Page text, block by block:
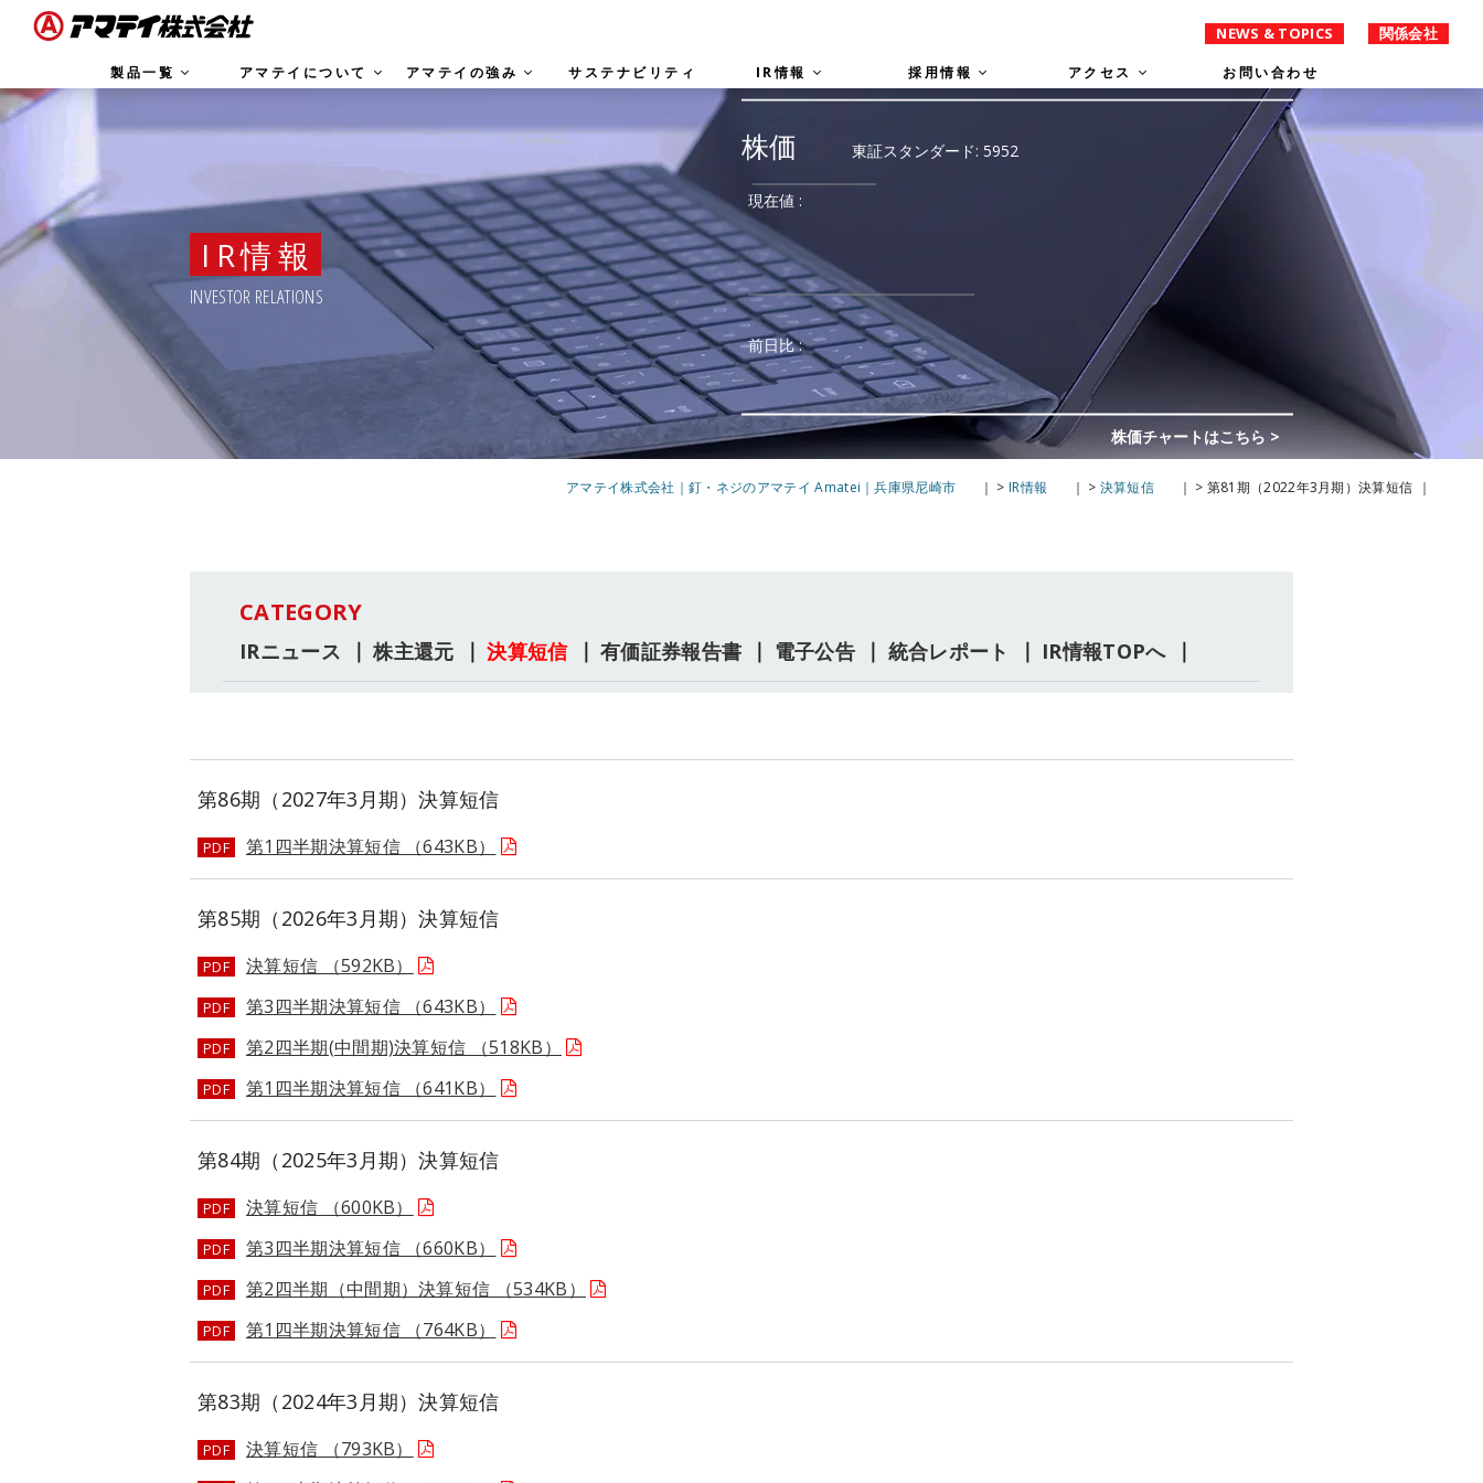
NEWS & TOPICS 関係会社
製品一覧 アマテイについて アマテイの強み サステナビリティ IR情報 採用情報 アクセス お問い合わせ
IR情報
INVESTOR RELATIONS
アマテイ株式会社｜釘・ネジのアマテイ Amatei｜兵庫県尼崎市 > IR情報 > 決算短信 > 第81期（2022年3月期）決算短信
CATEGORY
IRニュース 株主還元 決算短信 有価証券報告書 電子公告 統合レポート IR情報TOPへ
第86期（2027年3月期）決算短信
PDF 第1四半期決算短信 （643KB）
第85期（2026年3月期）決算短信
PDF 決算短信 （592KB）
PDF 第3四半期決算短信 （643KB）
PDF 第2四半期(中間期)決算短信 （518KB）
PDF 第1四半期決算短信 （641KB）
第84期（2025年3月期）決算短信
PDF 決算短信 （600KB）
PDF 第3四半期決算短信 （660KB）
PDF 第2四半期（中間期）決算短信 （534KB）
PDF 第1四半期決算短信 （764KB）
第83期（2024年3月期）決算短信
PDF 決算短信 （793KB）